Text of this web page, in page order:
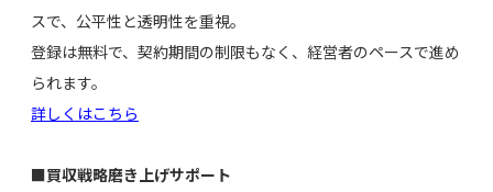
スで、公平性と透明性を重視。
登録は無料で、契約期間の制限もなく、経営者のペースで進め
られます。
詳しくはこちら
■買収戦略磨き上げサポート